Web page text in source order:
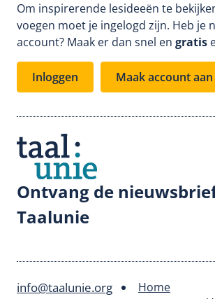
Om inspirerende lesideeën te
voegen moet je ingelogd zijn. Heb je
account? Maak er dan snel en gratis
Inloggen Maak account aan
Ontvang de
Taalunie
info@taalunie.org
Home